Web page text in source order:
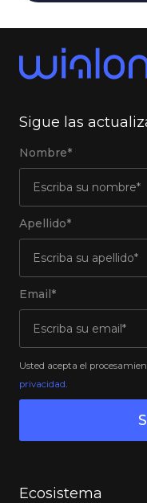
Sigue las
Nombre*
Apellido*
Email*
Usted acepta el
privacidad.
Ecosistema